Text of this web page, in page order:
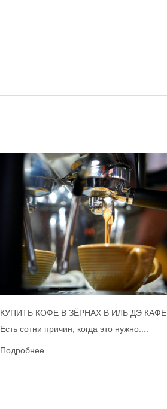
КУПИТЬ КОФЕ В ЗЁРНАХ В ИЛЬ ДЭ КАФЕ
Есть сотни причин, когда это нужно....
Подробнее